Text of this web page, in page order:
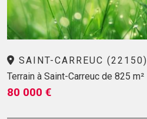
SAINT-CARREUC (22150)
Terrain à Saint-Carreuc de 825 m²
80 000 €